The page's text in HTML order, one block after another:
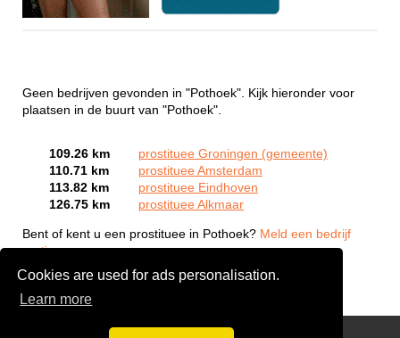
Cookies are used for ads personalisation.
Learn more
Geen bedrijven gevonden in "Pothoek". Kijk hieronder voor
plaatsen in de buurt van "Pothoek".
109.26 km
prostituee Groningen (gemeente)
110.71 km
prostituee Amsterdam
113.82 km
prostituee Eindhoven
126.75 km
prostituee Alkmaar
Bent of kent u een prostituee in Pothoek? Meld een bedrijf
gratis aan